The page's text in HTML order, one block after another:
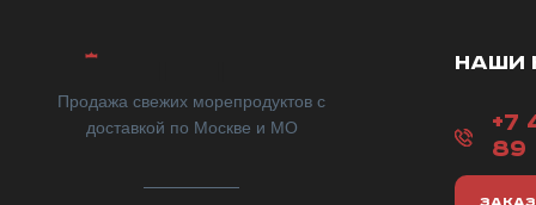
Продажа свежих морепродуктов с
доставкой по Москве и МО
НАШИ
+7
89